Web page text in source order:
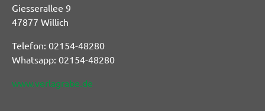
Giesserallee 9
47877 Willich
Telefon: 02154-48280
Whatsapp: 02154-48280
www.verlagrabe.de